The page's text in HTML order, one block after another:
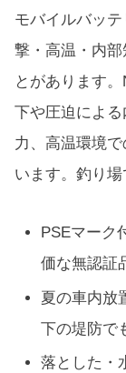
モバイルバッ
撃・高温・内
とがあります
下や圧迫によ
力、高温環境
います。釣り場
PSEマーク
価な無認証
夏の車内放
下の堤防で
落とした・